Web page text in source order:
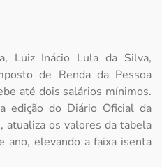
Luiz Inácio Lula da Silva,
de Renda da Pessoa
até dois salários mínimos.
edição do Diário Oficial da
atualiza os valores da tabela
ano, elevando a faixa isenta